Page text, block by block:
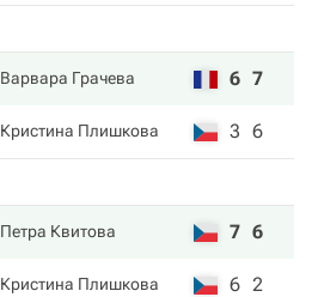
Варвара Грачева 6 7
Кристина Плишкова 3 6
Петра Квитова 7 6
Кристина Плишкова 6 2